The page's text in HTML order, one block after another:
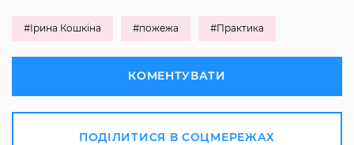
#Ірина Кошкіна #пожежа #Практика
КОМЕНТУВАТИ
ПОДІЛИТИСЯ В СОЦМЕРЕЖАХ